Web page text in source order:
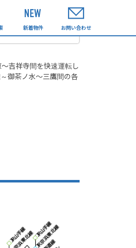
新着物件 お問い合わせ
吉祥寺間を快速運転し
御茶ノ水～三鷹間の各